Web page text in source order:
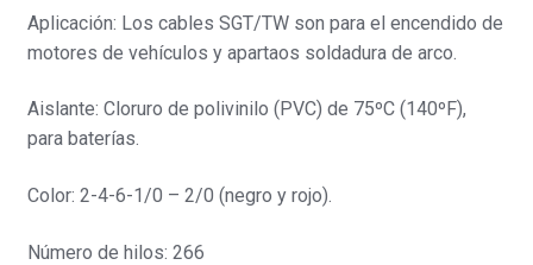
Aplicación: Los cables SGT/TW son para el encendido de
motores de vehículos y apartaos soldadura de arco.
Aislante: Cloruro de polivinilo (PVC) de 75ºC (140ºF),
para baterías.
Color: 2-4-6-1/0 – 2/0 (negro y rojo).
Número de hilos: 266